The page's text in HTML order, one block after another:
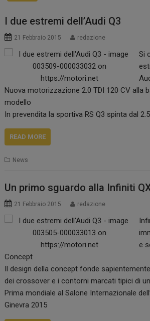
I due estremi dell’Audi Q3
21 Febbraio 2015 redazione
Si
Nuova motorizzazione 2.0 TDI 120 CV alla
modello
In prevendita la sportiva RS Q3 spinta dal
READ MORE
News
Un primo sguardo alla Infiniti
21 Febbraio 2015 redazione
e
Concept
Il design della concept fonde
dei crossover e i contorni marcati tipici di
Prima mondiale al Salone Internazionale
Ginevra 2015